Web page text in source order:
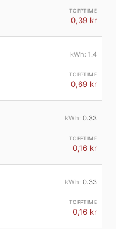
0,39 kr
1.4
0,69 kr
0.33
0,16 kr
0.33
0,16 kr